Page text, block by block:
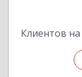
Клиентов